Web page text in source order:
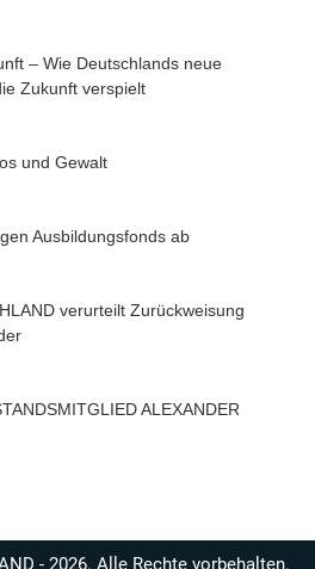
– Wie Deutschlands neue
Zukunft verspielt
und Gewalt
Ausbildungsfonds ab
verurteilt Zurückweisung
ALEXANDER
- 2026. Alle Rechte vorbehalten.